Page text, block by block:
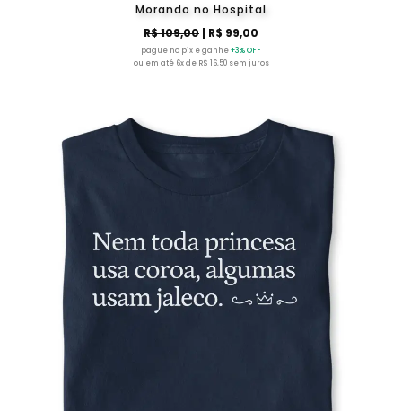
Morando no Hospital
R$ 109,00 | R$ 99,00
pague no pix e ganhe+3% OFF
ou em até 6x de R$ 16,50 sem juros